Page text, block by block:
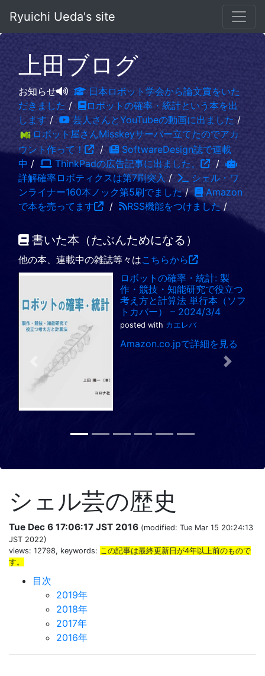
Ryuichi Ueda's site
上田ブログ
お知らせ
日本ロボット学会から論文賞をいた
だきました /
ロボットの確率・統計という本を出
します / 芸人さんとYouTubeの動画に出ました /
ロボット屋さんMisskeyサーバー立てたのでアカ
ウント作って！
/
SoftwareDesign誌で連載
中 / ThinkPadの広告記事に出ました。
/
詳解確率ロボティクスは第7刷突入 /
シェル・ワ
ンライナー160本ノック第5刷でました/
Amazon
で本を売ってます
/ RSS機能をつけました /
書いた本（たぶんためになる）
他の本、連載中の雑誌等々はこちらから
ロボットの確率・統計: 製
作・競技・知能研究で役立つ
考え方と計算法 単行本（ソフ
トカバー） – 2024/3/4
posted with カエレバ
Amazon.co.jpで詳細を見る
Previous Next
シェル芸の歴史
Tue Dec 6 17:06:17 JST 2016 (modified: Tue Mar 15 20:24:13
JST 2022)
views: 12798, keywords: この記事は最終更新日が4年以上前のもので
す。
目次
2019年
2018年
2017年
2016年